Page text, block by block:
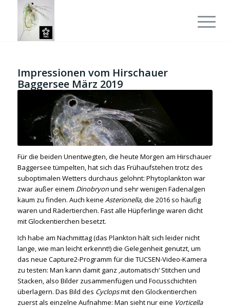
Impressionen vom Hirschauer
Baggersee März 2019
Für die beiden Unentwegten, die heute Morgen am Hirschauer
Baggersee tümpelten, hat sich das Frühaufstehen trotz des
suboptimalen Wetters durchaus gelohnt: Phytoplankton war
zwar außer einem Dinobryonund sehr wenigen Fadenalgen
kaum zu finden. Auch keine Asterionella, die 2016 so häufig
waren und Rädertierchen. Fast alle Hüpferlinge waren dicht
mit Glockentierchen besetzt.
Ich habe am Nachmittag (das Plankton hält sich leider nicht
lange, wie man leicht erkennt!) die Gelegenheit genutzt, um
das neue Capture2-Programm für die TUCSEN-Video-Kamera
zu testen: Man kann damit ganz ‚automatisch‘ Stitchen und
Stacken, also Bilder zusammenfügen und Focusschichten
überlagern. Das Bild des Cyclopsmit den Glockentierchen
zuerst als einzelne Aufnahme: Man sieht nur eine Vorticella